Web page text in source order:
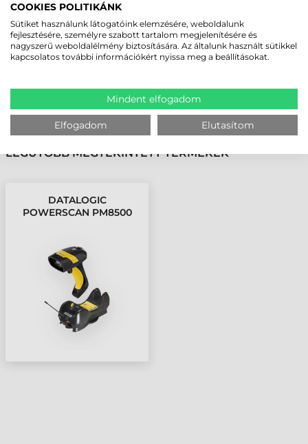
végezhetjük, mely ingyenesen elérhető a Datalogic honlapján. A
PowerScan PM8500 vonalkódolvasó 3 év garanciával rendelkezik.
MEGBÍZHAT BENNÜNK! ISMERJE MEG
KÖVESSE BE YOUTUBE CSATORNÁNKAT!
LEGUTÓBB MEGTEKINTETT TERMÉKEK
DATALOGIC
POWERSCAN PM8500
COOKIES POLITIKÁNK
Sütiket használunk látogatóink elemzésére, weboldalunk
fejlesztésére, személyre szabott tartalom megjelenítésére és
nagyszerű weboldalélmény biztosítására. Az általunk használt sütikkel
kapcsolatos további információkért nyissa meg a beállításokat.
Mindent elfogadom
Elfogadom Elutasítom